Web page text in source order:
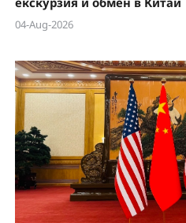
04-Aug-2026